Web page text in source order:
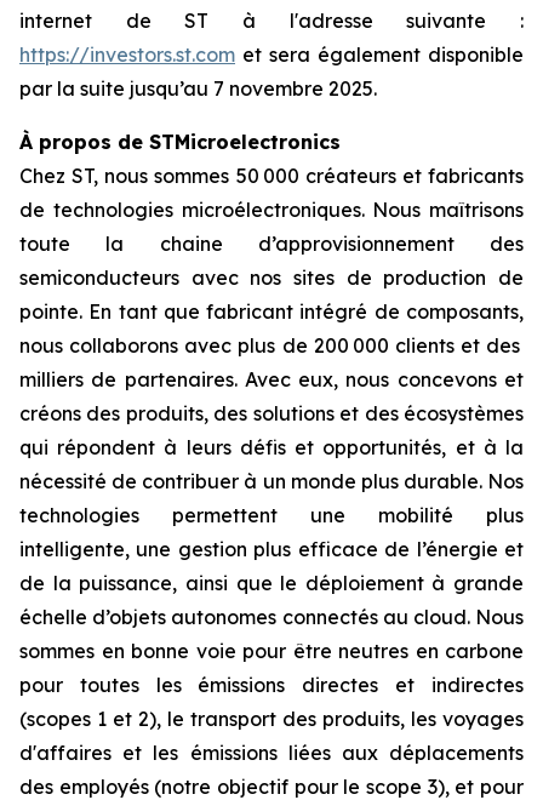
internet de ST à l'adresse suivante :
https://investors.st.com et sera également disponible
par la suite jusqu’au 7 novembre 2025.
À propos de STMicroelectronics
Chez ST, nous sommes 50 000 créateurs et fabricants
de technologies microélectroniques. Nous maîtrisons
toute la chaine d’approvisionnement des
semiconducteurs avec nos sites de production de
pointe. En tant que fabricant intégré de composants,
nous collaborons avec plus de 200 000 clients et des
milliers de partenaires. Avec eux, nous concevons et
créons des produits, des solutions et des écosystèmes
qui répondent à leurs défis et opportunités, et à la
nécessité de contribuer à un monde plus durable. Nos
technologies permettent une mobilité plus
intelligente, une gestion plus efficace de l’énergie et
de la puissance, ainsi que le déploiement à grande
échelle d’objets autonomes connectés au cloud. Nous
sommes en bonne voie pour être neutres en carbone
pour toutes les émissions directes et indirectes
(scopes 1 et 2), le transport des produits, les voyages
d'affaires et les émissions liées aux déplacements
des employés (notre objectif pour le scope 3), et pour